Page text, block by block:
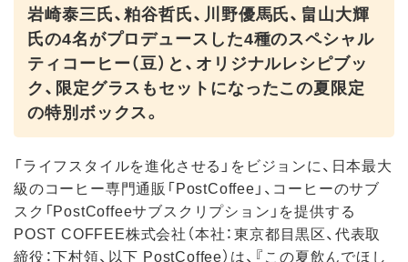
岩崎泰三氏、粕谷哲氏、川野優馬氏、畠山大輝
氏の4名がプロデュースした4種のスペシャル
ティコーヒー（豆）と、オリジナルレシピブッ
ク、限定グラスもセットになったこの夏限定
の特別ボックス。
「ライフスタイルを進化させる」をビジョンに、日本最大
級のコーヒー専門通販「PostCoffee」、コーヒーのサブ
スク「PostCoffeeサブスクリプション」を提供する
POST COFFEE株式会社（本社：東京都目黒区、代表取
締役：下村領、以下 PostCoffee）は、『この夏飲んでほし